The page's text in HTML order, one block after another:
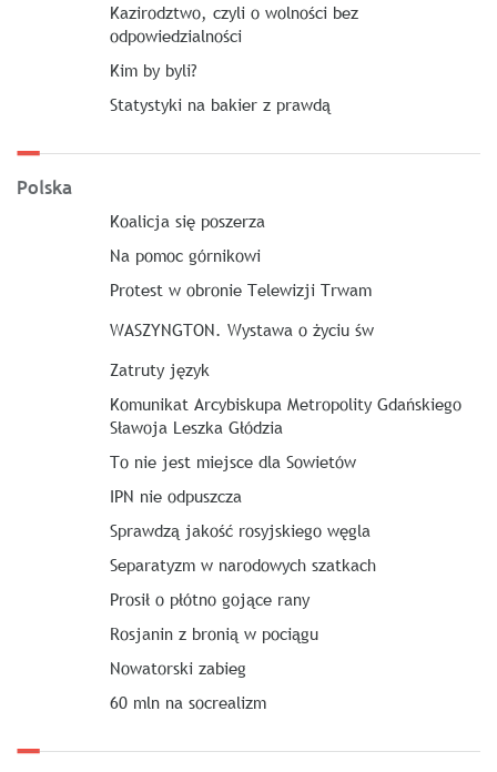
Kazirodztwo, czyli o wolności bez
odpowiedzialności
Kim by byli?
Statystyki na bakier z prawdą
Polska
Koalicja się poszerza
Na pomoc górnikowi
Protest w obronie Telewizji Trwam
WASZYNGTON. Wystawa o życiu św
Zatruty język
Komunikat Arcybiskupa Metropolity Gdańskiego
Sławoja Leszka Głódzia
To nie jest miejsce dla Sowietów
IPN nie odpuszcza
Sprawdzą jakość rosyjskiego węgla
Separatyzm w narodowych szatkach
Prosił o płótno gojące rany
Rosjanin z bronią w pociągu
Nowatorski zabieg
60 mln na socrealizm